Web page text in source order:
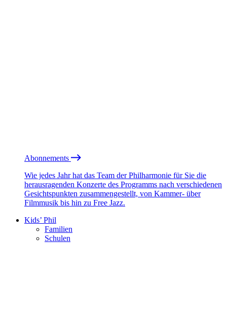
Abonnements
Wie jedes Jahr hat das Team der Philharmonie für Sie die
herausragenden Konzerte des Programms nach verschiedenen
Gesichtspunkten zusammengestellt, von Kammer- über
Filmmusik bis hin zu Free Jazz.
Kids’ Phil
Familien
Schulen